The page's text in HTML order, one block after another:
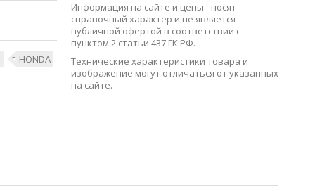
HONDA
Информация на сайте и цены - носят
справочный характер и не является
публичной офертой в соответствии с
пунктом 2 статьи 437 ГК РФ.
Технические характеристики товара и
изображение могут отличаться от указанных
на сайте.